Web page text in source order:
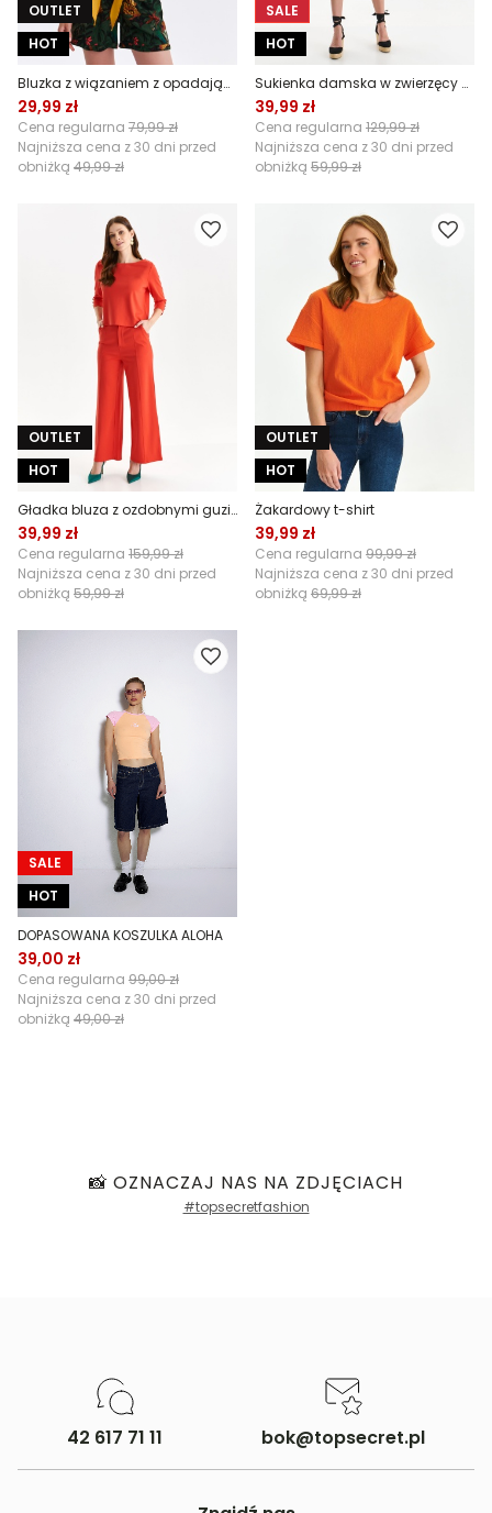
OUTLET
HOT
Bluzka z wiązaniem z opadającym rękawem
29,99 zł
Cena regularna 79,99 zł
Najniższa cena z 30 dni przed
obniżką 49,99 zł
SALE
HOT
Sukienka damska w zwierzęcy nadruk
39,99 zł
Cena regularna 129,99 zł
Najniższa cena z 30 dni przed
obniżką 59,99 zł
OUTLET
HOT
Gładka bluza z ozdobnymi guzikami
39,99 zł
Cena regularna 159,99 zł
Najniższa cena z 30 dni przed
obniżką 59,99 zł
OUTLET
HOT
Żakardowy t-shirt
39,99 zł
Cena regularna 99,99 zł
Najniższa cena z 30 dni przed
obniżką 69,99 zł
SALE
HOT
DOPASOWANA KOSZULKA ALOHA
39,00 zł
Cena regularna 99,00 zł
Najniższa cena z 30 dni przed
obniżką 49,00 zł
📸 OZNACZAJ NAS NA ZDJĘCIACH
#topsecretfashion
42 617 71 11 bok@topsecret.pl